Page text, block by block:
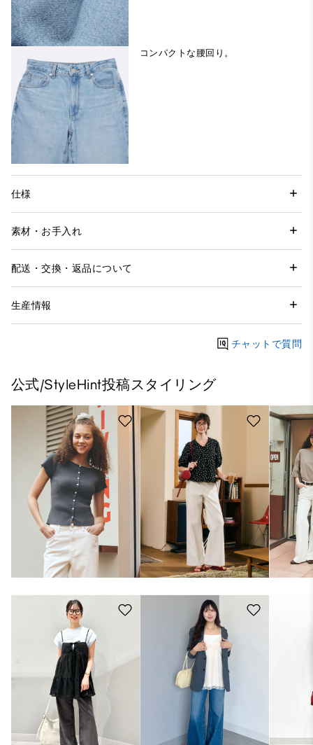
コンパクトな腰回り。
仕様
素材・お手入れ
配送・交換・返品について
生産情報
チャットで質問
公式/StyleHint投稿スタイリング